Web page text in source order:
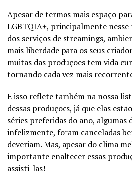
Apesar de termos mais espaço
LGBTQIA+, principalmente nesse
dos serviços de streamings,
mais liberdade para os seus
muitas das produções tem vida
tornando cada vez mais
E isso reflete também na nossa
dessas produções, já que elas
séries preferidas do ano, algumas
infelizmente, foram canceladas
deveriam. Mas, apesar do clima
importante enaltecer essas
assisti-las!